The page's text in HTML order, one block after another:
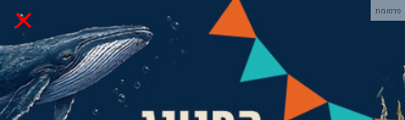
× פרסומת